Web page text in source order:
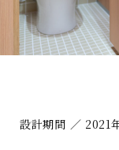
設計期間 ／ 2021